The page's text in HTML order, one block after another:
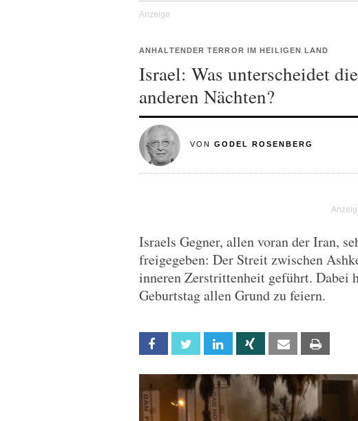
ANHALTENDER TERROR IM HEILIGEN LAND
Israel: Was unterscheidet
anderen Nächten?
VON GODEL ROSENBERG
Israels Gegner, allen voran der Iran,
freigegeben: Der Streit zwischen
inneren Zerstrittenheit geführt. Dabei
Geburtstag allen Grund zu feiern.
Facebook Twitter Linkedin Xing Email